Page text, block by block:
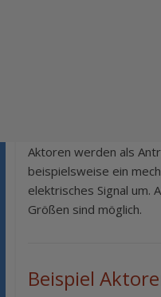
Aktoren werden als
beispielsweise ein
elektrisches Signal um.
Größen sind möglich.
Beispiel